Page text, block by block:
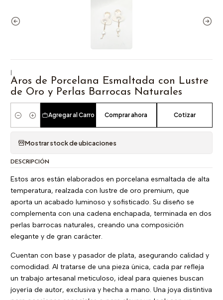
Aros de Porcelana Esmaltada con Lustre
de Oro y Perlas Barrocas Naturales
Cantidad
Agregar al Carro Comprar ahora Cotizar
Mostrar stock de ubicaciones
DESCRIPCIÓN
Estos aros están elaborados en porcelana esmaltada de alta
temperatura, realzada con lustre de oro premium, que
aporta un acabado luminoso y sofisticado. Su diseño se
complementa con una cadena enchapada, terminada en dos
perlas barrocas naturales, creando una composición
elegante y de gran carácter.
Cuentan con base y pasador de plata, asegurando calidad y
comodidad. Al tratarse de una pieza única, cada par refleja
un trabajo artesanal meticuloso, ideal para quienes buscan
joyería de autor, exclusiva y hecha a mano. Una joya distintiva